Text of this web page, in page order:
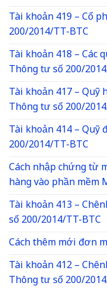
Tài khoản 419 – Cổ
200/2014/TT-BTC
Tài khoản 418 – Các
Thông tư số 200/
Tài khoản 417 –
Thông tư số 200/
Tài khoản 414 –
200/2014/TT-BTC
Cách nhập chứng từ
hàng vào phần mềm
Tài khoản 413 –
số 200/2014/TT-BTC
Cách thêm mới đơn
Tài khoản 412 –
Thông tư số 200/